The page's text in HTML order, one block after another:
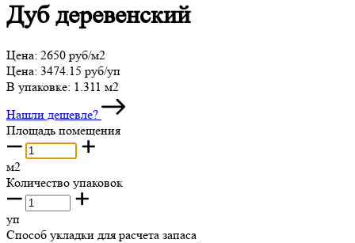
Дуб деревенский
Цена: 2650 руб/м2
Цена: 3474.15 руб/уп
В упаковке: 1.311 м2
Нашли дешевле?
Площадь помещения
м2
Количество упаковок
уп
Способ укладки для расчета запаса